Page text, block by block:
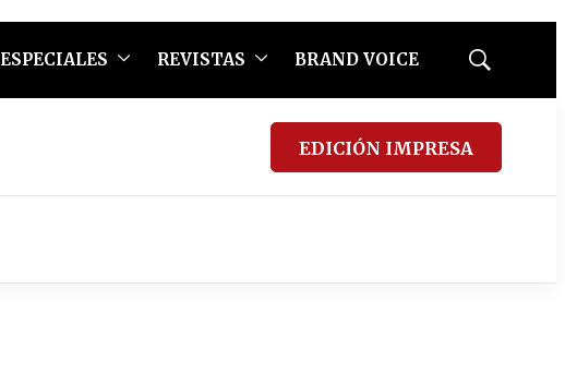
ESPECIALES REVISTAS BRAND VOICE
Mostrar
EDICIÓN IMPRESA